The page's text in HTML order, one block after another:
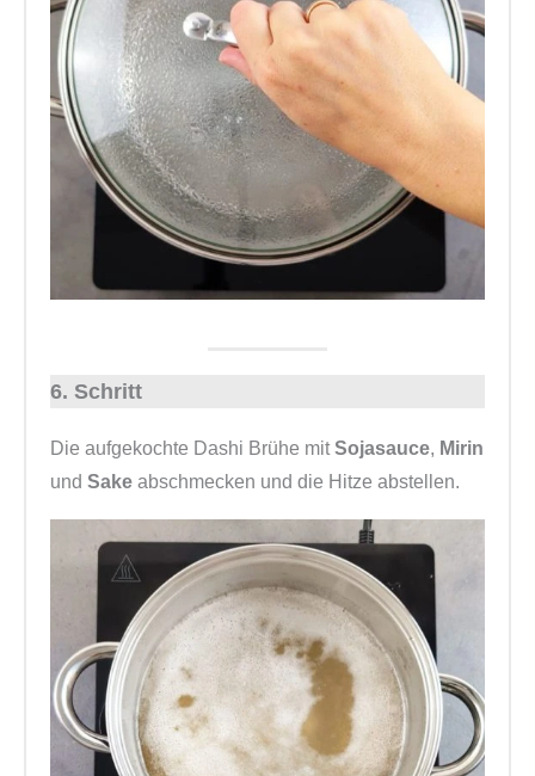
6. Schritt
Die aufgekochte Dashi Brühe mitSojasauce, Mirin
und Sake abschmecken und die Hitze abstellen.